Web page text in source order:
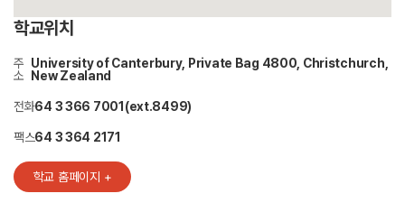
학교위치
주
소
University of Canterbury, Private Bag 4800, Christchurch,
New Zealand
전화64 3 366 7001(ext.8499)
팩스64 3 364 2171
학교 홈페이지 +